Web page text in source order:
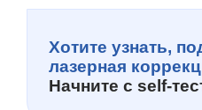
Хотите узнать,
лазерная
Начните с self-